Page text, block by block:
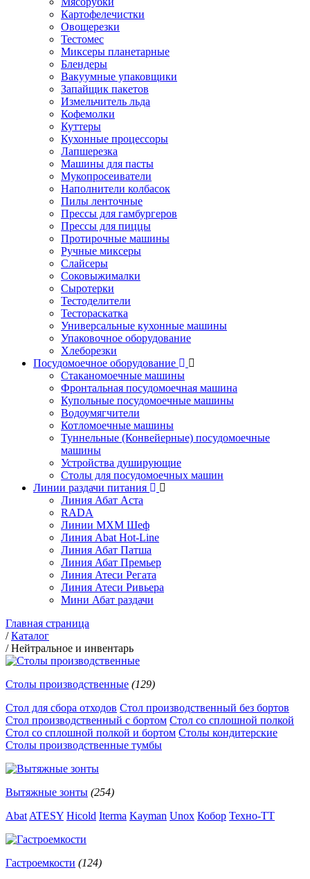
Картофелечистки
Овощерезки
Тестомес
Миксеры планетарные
Блендеры
Вакуумные упаковщики
Запайщик пакетов
Измельчитель льда
Кофемолки
Куттеры
Кухонные процессоры
Лапшерезка
Машины для пасты
Мукопросеиватели
Наполнители колбасок
Пилы ленточные
Прессы для гамбургеров
Прессы для пиццы
Протирочные машины
Ручные миксеры
Слайсеры
Соковыжималки
Сыротерки
Тестоделители
Тестораскатка
Универсальные кухонные машины
Упаковочное оборудование
Хлеборезки
Посудомоечное оборудование
Стаканомоечные машины
Фронтальная посудомоечная машина
Купольные посудомоечные машины
Водоумягчители
Котломоечные машины
Туннельные (Конвейерные) посудомоечные
машины
Устройства душирующие
Столы для посудомоечных машин
Линии раздачи питания
Линия Абат Аста
RADA
Линии МХМ Шеф
Линия Abat Hot-Line
Линия Абат Патша
Линия Абат Премьер
Линия Атеси Регата
Линия Атеси Ривьера
Мини Абат раздачи
Главная страница
/Каталог
/Нейтральное и инвентарь
Столы производственные (129)
Стол для сбора отходов Стол производственный без бортов
Стол производственный с бортом Стол со сплошной полкой
Стол со сплошной полкой и бортом Столы кондитерские
Столы производственные тумбы
Вытяжные зонты (254)
Abat ATESY Hicold Iterma Kayman Unox Кобор Техно-ТТ
Гастроемкости (124)